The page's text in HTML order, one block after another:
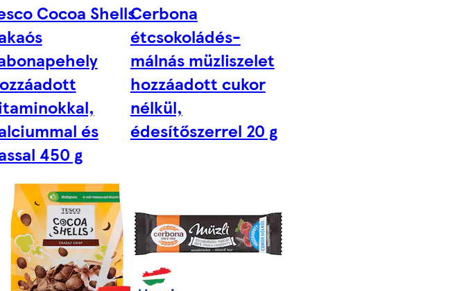
Cocoa Shells
és
450 g
Cerbona
étcsokoládés-
málnás müzliszelet
hozzáadott cukor
nélkül,
édesítőszerrel 20 g